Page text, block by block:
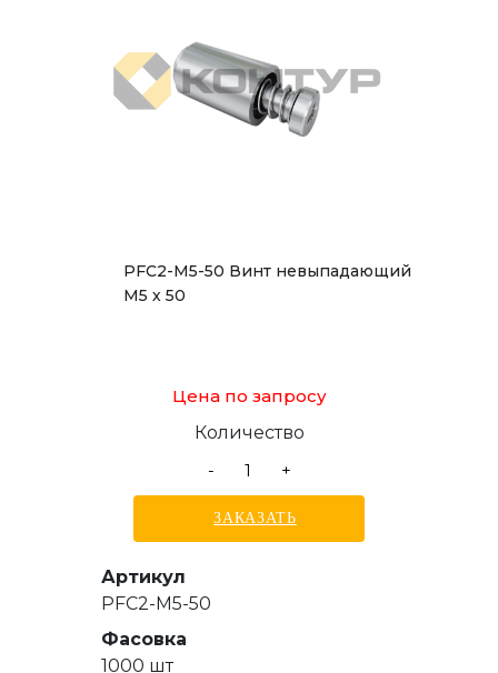
PFC2-M5-50 Винт невыпадающий
М5 х 50
Цена по запросу
Количество
-
+
ЗАКАЗАТЬ
Артикул
PFC2-M5-50
Фасовка
1000 шт